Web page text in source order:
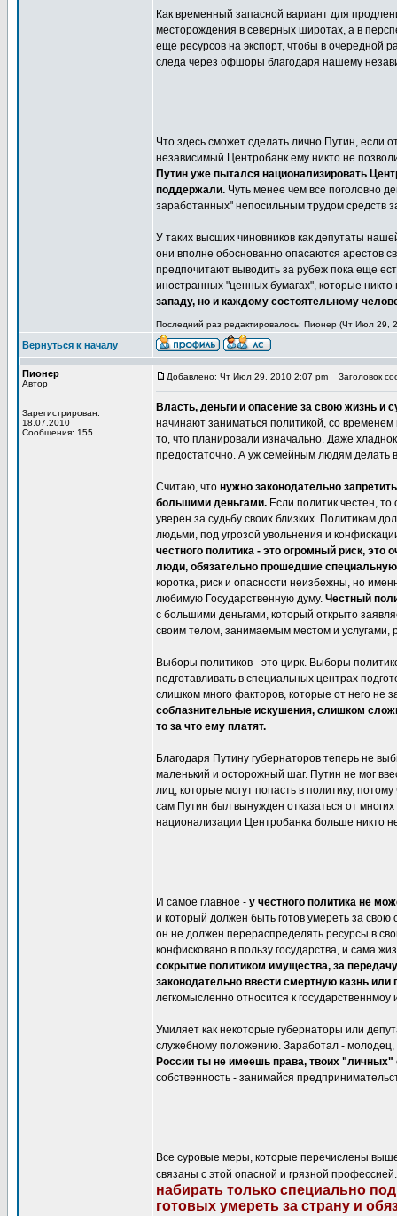
Как временный запасной вариант для
месторождения в северных широтах, а в
еще ресурсов на экспорт, чтобы в очередной
следа через офшоры благодаря нашему
Что здесь сможет сделать лично Путин, если
независимый Центробанк ему никто не
Путин уже пытался национализировать
поддержали. Чуть менее чем все поголовно
заработанных" непосильным трудом средств
У таких высших чиновников как депутаты
они вполне обоснованно опасаются арестов
предпочитают выводить за рубеж пока еще
иностранных "ценных бумагах", которые
западу, но и каждому состоятельному
Последний раз редактировалось: Пионер (Чт Июл 29,
Вернуться к началу
Пионер
Автор
Зарегистрирован:
18.07.2010
Сообщения: 155
Добавлено: Чт Июл 29, 2010 2:07 pm Заголовок
Власть, деньги и опасение за свою жизнь и
начинают заниматься политикой, со
то, что планировали изначально. Даже
предостаточно. А уж семейным людям делать
Считаю, что нужно законодательно
большими деньгами. Если политик честен,
уверен за судьбу своих близких. Политикам
людьми, под угрозой увольнения и
честного политика - это огромный риск,
люди, обязательно прошедшие
коротка, риск и опасности неизбежны, но
любимую Государственную думу. Честный
с большими деньгами, который открыто
своим телом, занимаемым местом и услугами,
Выборы политиков - это цирк. Выборы
подготавливать в специальных центрах
слишком много факторов, которые от него не
соблазнительные искушения, слишком
то за что ему платят.
Благодаря Путину губернаторов теперь не
маленький и осторожный шаг. Путин не мог
лиц, которые могут попасть в политику,
сам Путин был вынужден отказаться от
национализации Центробанка больше никто
И самое главное - у честного политика не
и который должен быть готов умереть за свою
он не должен перераспределять ресурсы в
конфисковано в пользу государства, и сама
сокрытие политиком имущества, за
законодательно ввести смертную казнь или
легкомысленно относится к государственнмоу
Умиляет как некоторые губернаторы или
служебному положению. Заработал - молодец,
России ты не имеешь права, твоих "личных"
собственность - занимайся
Все суровые меры, которые перечислены
связаны с этой опасной и грязной
набирать только специально
готовых умереть за страну и